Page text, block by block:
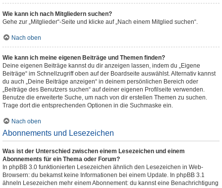
Wie kann ich nach Mitgliedern suchen?
Gehe zur „Mitglieder“-Seite und klicke auf „Nach einem Mitglied suchen“.
Nach oben
Wie kann ich meine eigenen Beiträge und Themen finden?
Deine eigenen Beiträge kannst du dir anzeigen lassen, indem du „Eigene
Beiträge“ im Schnellzugriff oben auf der Boardseite auswählst. Alternativ kannst
du auch „Deine Beiträge anzeigen“ in deinem persönlichen Bereich oder
„Beiträge des Benutzers suchen“ auf deiner eigenen Profilseite verwenden.
Benutze die erweiterte Suche, um nach von dir erstellen Themen zu suchen.
Trage dort die entsprechenden Optionen in die Suchmaske ein.
Nach oben
Abonnements und Lesezeichen
Was ist der Unterschied zwischen einem Lesezeichen und einem
Abonnements für ein Thema oder Forum?
In phpBB 3.0 funktionierten Lesezeichen ähnlich den Lesezeichen in Web-
Browsern: du bekamst keine Informationen bei einem Update. In phpBB 3.1
ähneln Lesezeichen mehr einem Abonnement: du kannst eine Benachrichtigung